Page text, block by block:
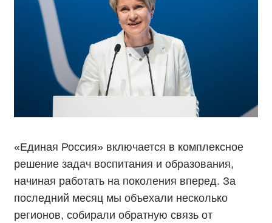
«Единая Россия» включается в комплексное
решение задач воспитания и образования,
начиная работать на поколения вперед. За
последний месяц мы объехали несколько
регионов, собирали обратную связь от